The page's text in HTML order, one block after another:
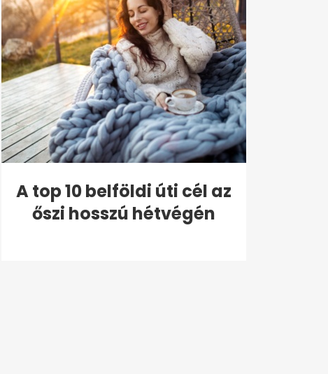
A top 10 belföldi úti cél az
őszi hosszú hétvégén